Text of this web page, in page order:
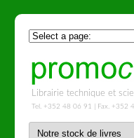
Librairie technique et
Tel. +352 48 06 91 | Fax. +352